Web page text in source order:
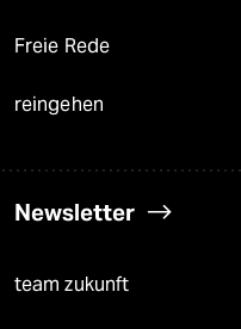
Freie Rede
reingehen
Newsletter
team zukunft